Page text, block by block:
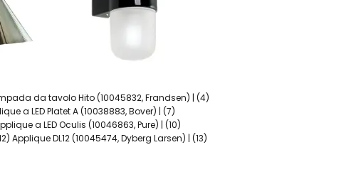
da tavolo Hito (10045832, Frandsen) | (4)
a LED Platet A (10038883, Bover) | (7)
a LED Oculis (10046863, Pure) | (10)
Applique DL12 (10045474, Dyberg Larsen) | (13)